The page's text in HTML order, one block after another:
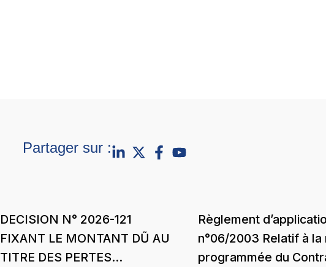
Partager sur :
DECISION N° 2026-121
FIXANT LE MONTANT DŨ AU
TITRE DES PERTES
Règlement
n°06/2003 Relatif à la
programmée du